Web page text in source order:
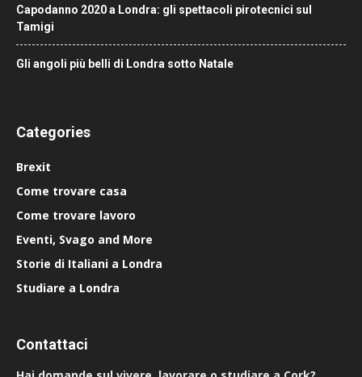
Capodanno 2020 a Londra: gli spettacoli pirotecnici sul
Tamigi
Gli angoli più belli di Londra sotto Natale
Categories
Brexit
Come trovare casa
Come trovare lavoro
Eventi, Svago and More
Storie di Italiani a Londra
Studiare a Londra
Contattaci